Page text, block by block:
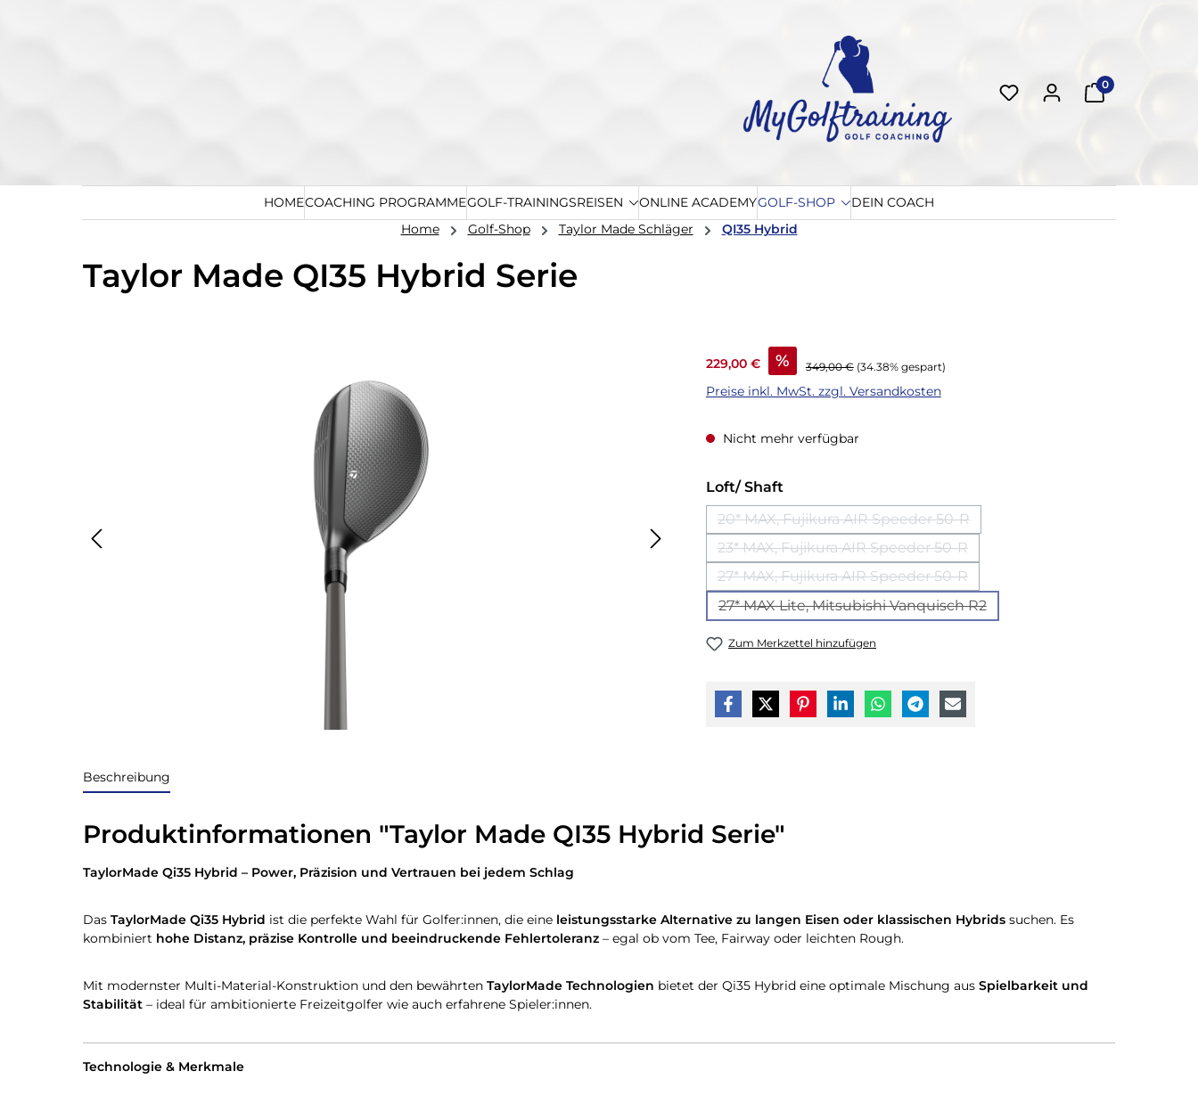
0
HOMECOACHING PROGRAMMEGOLF-TRAININGSREISEN ONLINE ACADEMYGOLF-SHOP
DEIN COACH
Home
Golf-Shop Taylor Made Schläger QI35 Hybrid
Taylor Made QI35 Hybrid Serie
Verkaufspreis:
229,00 € % Regulärer Preis:
349,00 € (34.38% gespart)
Preise inkl. MwSt. zzgl. Versandkosten
Nicht mehr verfügbar
Loft/ Shaftauswählen
20* MAX, Fujikura AIR Speeder 50-R
(Diese Option ist zurzeit nicht verfügbar.)
23* MAX, Fujikura AIR Speeder 50-R
(Diese Option ist zurzeit nicht verfügbar.)
27* MAX, Fujikura AIR Speeder 50-R
(Diese Option ist zurzeit nicht verfügbar.)
27* MAX Lite, Mitsubishi Vanquisch R2
(Diese Option ist zurzeit nicht verfügbar.)
Zum Merkzettel hinzufügen
Beschreibung
Produktinformationen "Taylor Made QI35 Hybrid Serie"
TaylorMade Qi35 Hybrid – Power, Präzision und Vertrauen bei jedem Schlag
Das TaylorMade Qi35 Hybrid ist die perfekte Wahl für Golfer:innen, die eine leistungsstarke Alternative zu langen Eisen oder klassischen Hybrids suchen. Es
kombiniert hohe Distanz, präzise Kontrolle und beeindruckende Fehlertoleranz – egal ob vom Tee, Fairway oder leichten Rough.
Mit modernster Multi-Material-Konstruktion und den bewährten TaylorMade Technologien bietet der Qi35 Hybrid eine optimale Mischung aus Spielbarkeit und
Stabilität – ideal für ambitionierte Freizeitgolfer wie auch erfahrene Spieler:innen.
Technologie & Merkmale